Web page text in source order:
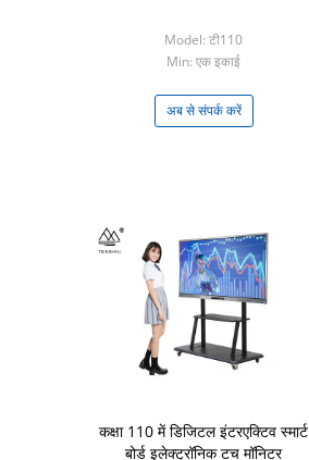
Model: टी110
Min: एक इकाई
अब से संपर्क करें
कक्षा 110 में डिजिटल इंटरएक्टिव स्मार्ट
बोर्ड इलेक्ट्रॉनिक टच मॉनिटर